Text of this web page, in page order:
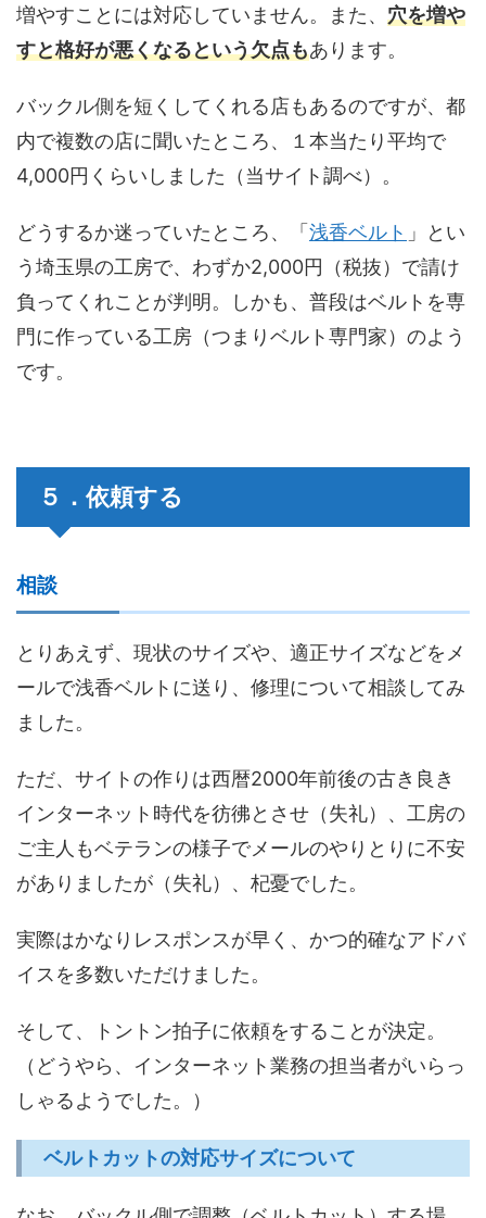
増やすことには対応していません。また、 穴を増や
すと格好が悪くなるという欠点もあります。
バックル側を短くしてくれる店もあるのですが、都
内で複数の店に聞いたところ、１本当たり平均で
4,000円くらいしました（当サイト調べ）。
どうするか迷っていたところ、「浅香ベルト 」とい
う埼玉県の工房で、わずか2,000円（税抜）で請け
負ってくれことが判明。しかも、普段はベルトを専
門に作っている工房（つまりベルト専門家）のよう
です。
５．依頼する
相談
とりあえず、現状のサイズや、適正サイズなどをメ
ールで浅香ベルトに送り、修理について相談してみ
ました。
ただ、サイトの作りは西暦2000年前後の古き良き
インターネット時代を彷彿とさせ（失礼）、工房の
ご主人もベテランの様子でメールのやりとりに不安
がありましたが（失礼）、杞憂でした。
実際はかなりレスポンスが早く、かつ的確なアドバ
イスを多数いただけました。
そして、トントン拍子に依頼をすることが決定。
（どうやら、インターネット業務の担当者がいらっ
しゃるようでした。）
ベルトカットの対応サイズについて